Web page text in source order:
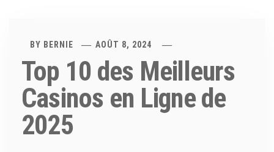
BY BERNIE AOÛT 8, 2024
Top 10 des Meilleurs
Casinos en Ligne de
2025